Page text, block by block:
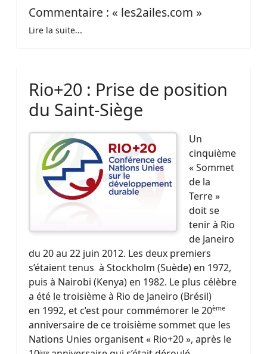
Commentaire : « les2ailes.com »
Lire la suite...
Rio+20 : Prise de position
du Saint-Siège
Un
cinquième
« Sommet
de la
Terre »
doit se
tenir à Rio
de Janeiro
du 20 au 22 juin 2012. Les deux premiers
s’étaient tenus à Stockholm (Suède) en 1972,
puis à Nairobi (Kenya) en 1982. Le plus célèbre
a été le troisième à Rio de Janeiro (Brésil)
en 1992, et c’est pour commémorer le 20ème
anniversaire de ce troisième sommet que les
Nations Unies organisent « Rio+20 », après le
ème